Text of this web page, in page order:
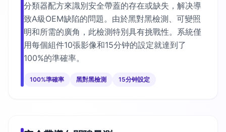
分類器配方來識別安全帶蓋的存在或缺失，解决導
致A級OEM缺陷的問題。由於黑對黑檢測、可變照
明和所需的廣角，此檢測特別具有挑戰性。系統僅
用每個組件10張影像和15分钟的設定就達到了
100%的準確率。
100%準確率 黑對黑檢測 15分钟設定